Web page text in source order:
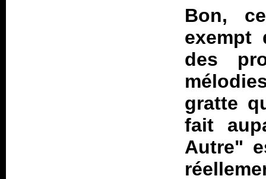
Bon,
exempt
des
gratte
fait
Autre"